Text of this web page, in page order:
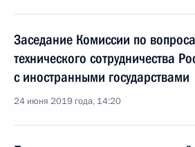
Заседание Комиссии по
технического сотрудничества
с иностранными государствами
24 июня 2019 года, 14:20